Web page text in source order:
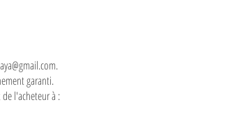
.
garanti.
l'acheteur à :